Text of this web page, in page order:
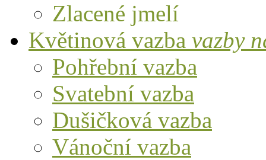
Zlacené jmelí
Květinová vazba vazby
Pohřební vazba
Svatební vazba
Dušičková vazba
Vánoční vazba